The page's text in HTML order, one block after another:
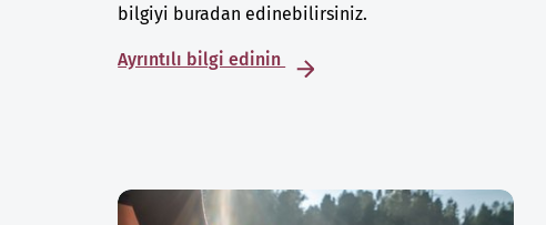
bilgiyi buradan edinebilirsiniz.
Ayrıntılı bilgi edinin